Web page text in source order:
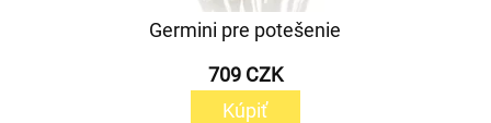
Germini pre potešenie
709 CZK
Kúpiť